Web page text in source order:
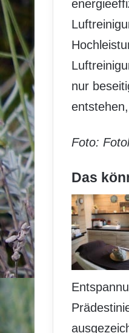
nur
Foto:
Das